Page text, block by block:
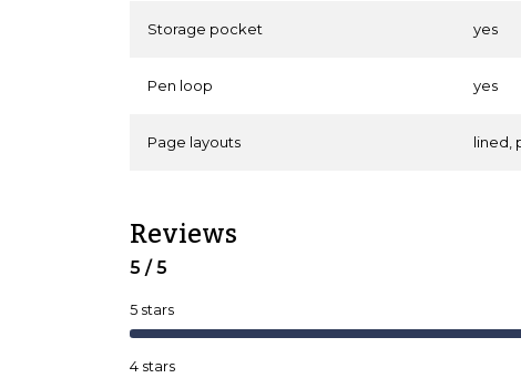
Storage pocket yes
Pen loop yes
Page layouts lined,
Reviews
5 / 5
4 stars
5 stars